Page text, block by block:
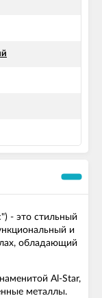
- это стильный
и
обладающий
Al-Star,
металлы.